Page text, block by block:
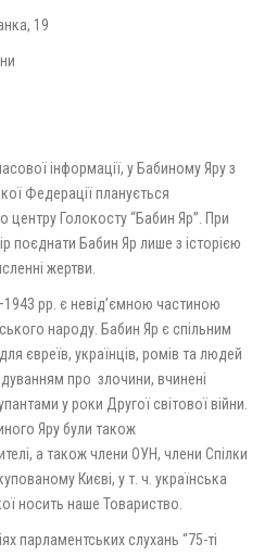
19
інформації, у Бабиному Яру з
Федерації планується
Голокосту “Бабин Яр”. При
поєднати Бабин Яр лише з історією
жертви.
рр. є невід’ємною частиною
народу. Бабин Яр є спільним
євреїв, українців, ромів та людей
про злочини, вчинені
у роки Другої світової війни.
Яру були також
а також члени ОУН, члени Спілки
Києві, у т. ч. українська
носить наше Товариство.
парламентських слухань “75-ті